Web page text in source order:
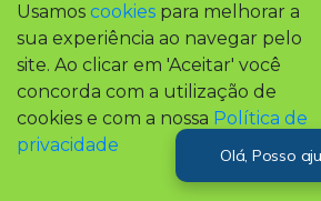
Ubiratã e Região - PR
Vendas: (44) 3218-1515 - (44) 9 9862-1515 - Whats
E-mail:
comercialubirata@drpam.com.br
Rua Maria das Graças, 388 - Sala 01 - Centro - CEP 85440-000
Usamos cookies para melhorar a
sua experiência ao navegar pelo
site. Ao clicar em 'Aceitar' você
concorda com a utilização de
cookies e com a nossa Política de
privacidade